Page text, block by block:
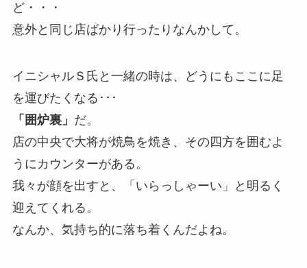
ど・・・
意外と同じ店ばかり行ったりなんかして。
イニシャルＳ氏と一緒の時は、どうにもここに足
を運びたくなる･･･
「囲炉裏」 だ。
店の中央で大将が焼鳥を焼き、その四方を囲むよ
うにカウンターがある。
我々が顔を出すと、「いらっしゃーい」と明るく
迎えてくれる。
なんか、気持ち的に落ち着くんだよね。